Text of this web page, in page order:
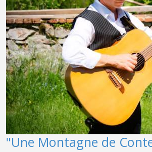
"Une Montagne de